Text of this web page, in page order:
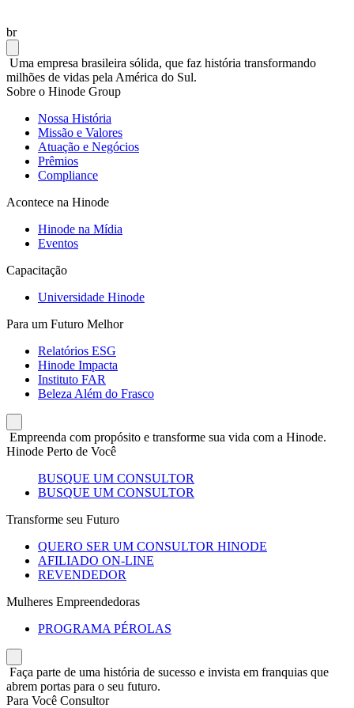
br
Uma empresa brasileira sólida, que faz história transformando
milhões de vidas pela América do Sul.
Sobre o Hinode Group
Nossa História
Missão e Valores
Atuação e Negócios
Prêmios
Compliance
Acontece na Hinode
Hinode na Mídia
Eventos
Capacitação
Universidade Hinode
Para um Futuro Melhor
Relatórios ESG
Hinode Impacta
Instituto FAR
Beleza Além do Frasco
Empreenda com propósito e transforme sua vida com a Hinode.
Hinode Perto de Você
BUSQUE UM CONSULTOR
BUSQUE UM CONSULTOR
Transforme seu Futuro
QUERO SER UM CONSULTOR HINODE
AFILIADO ON-LINE
REVENDEDOR
Mulheres Empreendedoras
PROGRAMA PÉROLAS
Faça parte de uma história de sucesso e invista em franquias que
abrem portas para o seu futuro.
Para Você Consultor